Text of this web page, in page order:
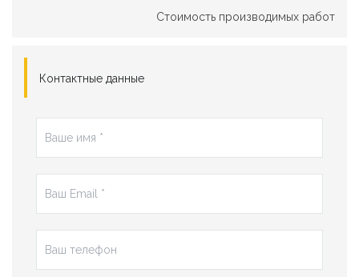
Стоимость производимых работ
Контактные данные